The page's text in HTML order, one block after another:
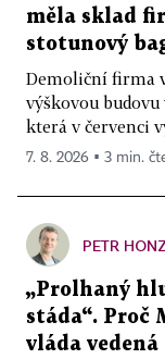
měla sklad
stotunový
Demoliční firma
výškovou
která v červenci
7. 8. 2026 ▪ 3 min.
PETR
„Prolhaný
stáda“. Proč
vláda